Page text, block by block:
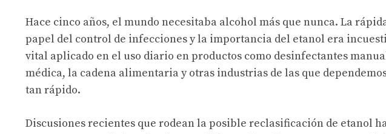
Hace cinco años, el mundo necesitaba alcohol más que nunca. La
papel del control de infecciones y la importancia del etanol era
vital aplicado en el uso diario en productos como desinfectantes
médica, la cadena alimentaria y otras industrias de las que
tan rápido.
Discusiones recientes que rodean la posible reclasificación de etanol